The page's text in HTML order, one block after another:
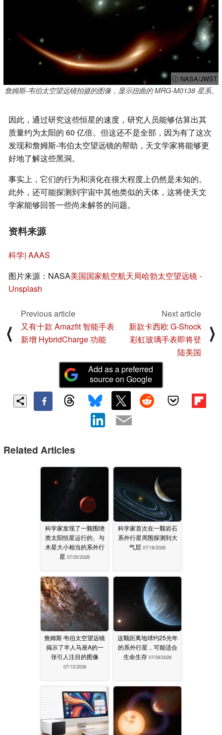
ⓘ NASA/JWST
詹姆斯-韦伯太空望远镜拍摄的图像，显示扭曲的 MRG-M0138 星系。
因此，通过研究这些恒星的速度，研究人员能够估算出其
质量约为太阳的 60 亿倍。但这还不是全部，因为有了这次
发现和詹姆斯-韦伯太空望远镜的帮助，天文学家将能够更
好地了解这些黑洞。
事实上，它们的行为和演化在很大程度上仍然是未知的。
此外，还可能探测到宇宙中其他类似的天体，这将使天文
学家能够回答一些尚未解答的问题。
资料来源
科学| AAAS
图片来源：NASA美国国家航空航天局哈勃太空望远镜 -
Unsplash
⟨
Previous article
又有十款 Amazfit 智能手表
新增 HybridCharge 功能
Next article
新款卡西欧 G-Shock
彩虹玻璃手表即将登
陆美国
⟩
Add as a preferred
source on Google
Related Articles
科学家发现了一颗围绕
类太阳恒星运行的、与
木星大小相当的系外行
星 07/20/2026
科学家首次在一颗岩石
系外行星周围探测到大
气层 07/18/2026
詹姆斯·韦伯太空望远镜
揭示了半人马座A的一
张引人注目的图像
07/13/2026
这颗距离地球约25光年
的系外行星，可能适合
生命生存 07/09/2026